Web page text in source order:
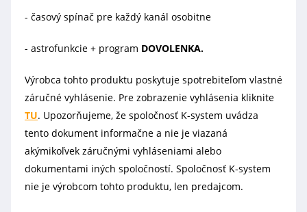
- časový spínač pre každý kanál osobitne
- astrofunkcie + program DOVOLENKA.
Výrobca tohto produktu poskytuje spotrebiteľom vlastné
záručné vyhlásenie. Pre zobrazenie vyhlásenia kliknite
TU. Upozorňujeme, že spoločnosť K-system uvádza
tento dokument informačne a nie je viazaná
akýmikoľvek záručnými vyhláseniami alebo
dokumentami iných spoločností. Spoločnosť K-system
nie je výrobcom tohto produktu, len predajcom.